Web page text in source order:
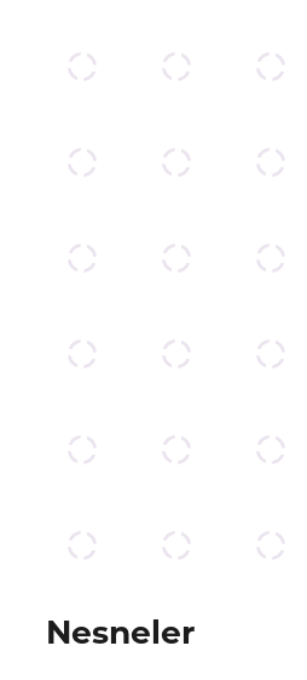
Nesneler